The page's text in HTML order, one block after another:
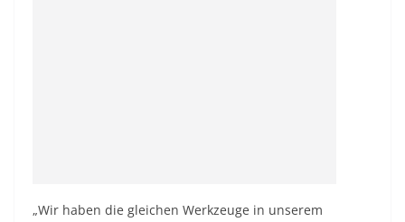
„Wir haben die gleichen Werkzeuge in unserem